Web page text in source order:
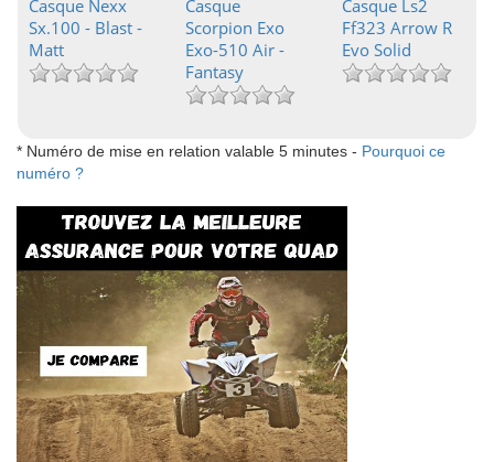
Casque Nexx
Sx.100 - Blast -
Matt
Casque
Scorpion Exo
Exo-510 Air -
Fantasy
Casque Ls2
Ff323 Arrow R
Evo Solid
* Numéro de mise en relation valable 5 minutes - Pourquoi ce
numéro ?